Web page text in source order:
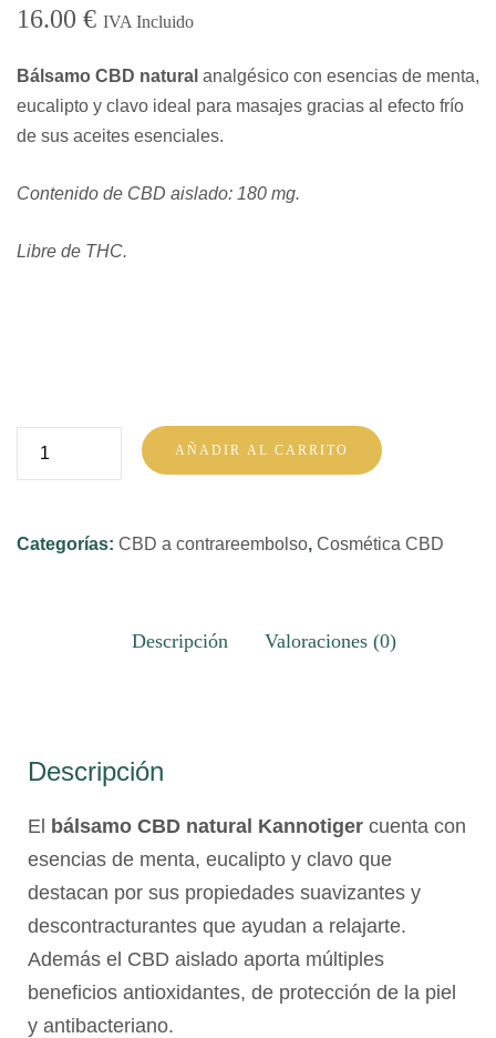
16.00 € IVA Incluido
Bálsamo CBD natural analgésico con esencias de menta,
eucalipto y clavo ideal para masajes gracias al efecto frío
de sus aceites esenciales.
Contenido de CBD aislado: 180 mg.
Libre de THC.
AÑADIR AL CARRITO
Categorías: CBD a contrareembolso, Cosmética CBD
Descripción Valoraciones (0)
Descripción
El bálsamo CBD natural Kannotiger cuenta con
esencias de menta, eucalipto y clavo que
destacan por sus propiedades suavizantes y
descontracturantes que ayudan a relajarte.
Además el CBD aislado aporta múltiples
beneficios antioxidantes, de protección de la piel
y antibacteriano.